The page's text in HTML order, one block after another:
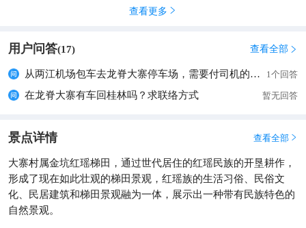
查看更多 
用户问答(17) 查看全部 
从两江机场包车去龙脊大寨停车场，需要付司机的门票吗？ 1个回答
在龙脊大寨有车回桂林吗？求联络方式 暂无回答
景点详情 查看全部 
大寨村属金坑红瑶梯田，通过世代居住的红瑶民族的开垦耕作，
形成了现在如此壮观的梯田景观，红瑶族的生活习俗、民俗文
化、民居建筑和梯田景观融为一体，展示出一种带有民族特色的
自然景观。